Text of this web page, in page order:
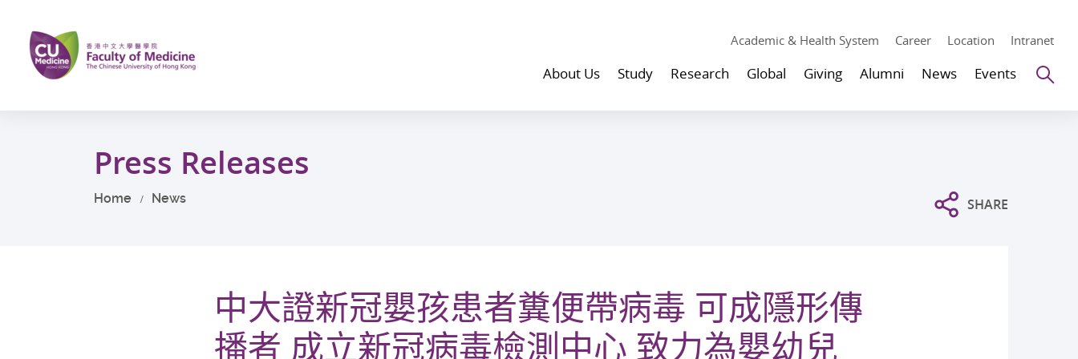
main
content
Academic & Health System Career Location Intranet
About Us Study Research Global Giving Alumni News Events
Press Releases
Home News SHARE
中大證新冠嬰孩患者糞便帶病毒 可成隱形傳
播者 成立新冠病毒檢測中心 致力為嬰幼兒